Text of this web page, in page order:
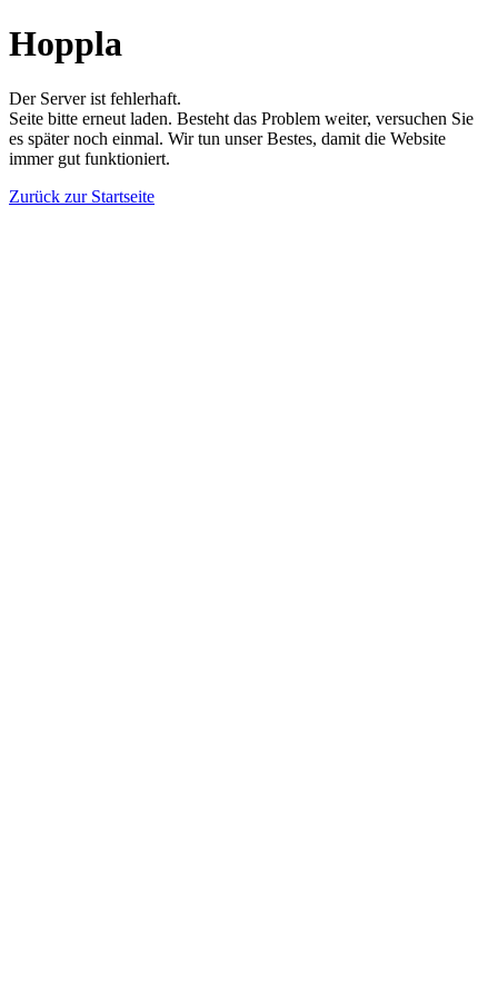
Hoppla
Der Server ist fehlerhaft.
Seite bitte erneut laden. Besteht das Problem weiter, versuchen Sie
es später noch einmal. Wir tun unser Bestes, damit die Website
immer gut funktioniert.
Zurück zur Startseite